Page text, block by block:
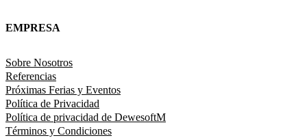
EMPRESA
Sobre Nosotros
Referencias
Próximas Ferias y Eventos
Política de Privacidad
Política de privacidad de DewesoftM
Términos y Condiciones